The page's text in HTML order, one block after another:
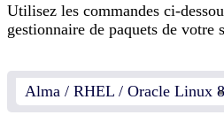
Utilisez les commandes ci-
gestionnaire de paquets de votre
Alma / RHEL / Oracle Linux 8